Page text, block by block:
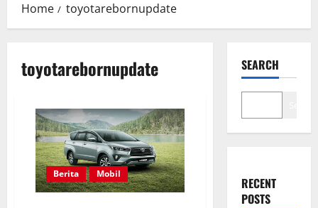
Home toyotarebornupdate
toyotarebornupdate
Berita Mobil
SEARCH
RECENT
POSTS